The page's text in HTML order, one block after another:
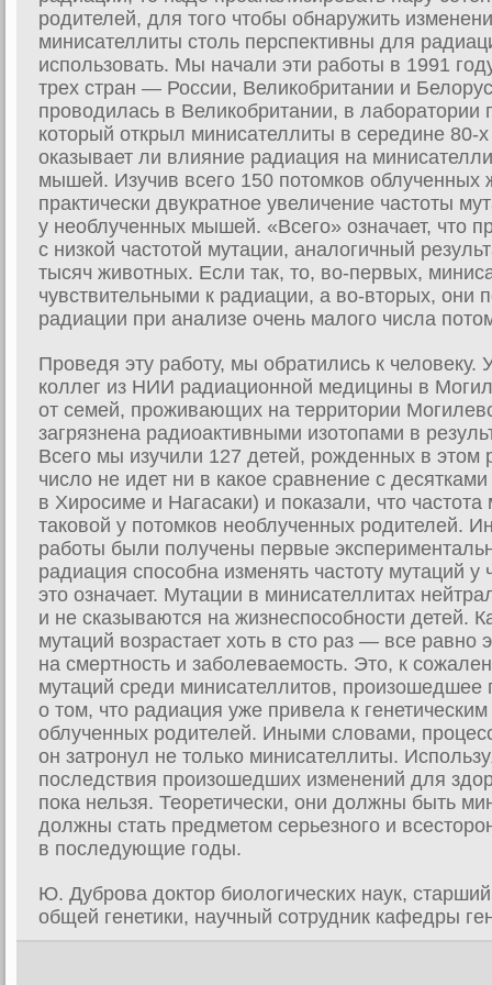
родителей, для того чтобы обнаружить
минисателлиты столь перспективны для
использовать. Мы начали эти работы в 1991
трех стран — России, Великобритании и
проводилась в Великобритании, в
который открыл минисателлиты в середине
оказывает ли влияние радиация на
мышей. Изучив всего 150 потомков
практически двукратное увеличение частоты
у необлученных мышей. «Всего» означает, что
с низкой частотой мутации, аналогичный
тысяч животных. Если так, то, во-первых,
чувствительными к радиации, а во-вторых,
радиации при анализе очень малого числа
Проведя эту работу, мы обратились к человеку.
коллег из НИИ радиационной медицины в
от семей, проживающих на территории
загрязнена радиоактивными изотопами в
Всего мы изучили 127 детей, рожденных в этом
число не идет ни в какое сравнение с
в Хиросиме и Нагасаки) и показали, что
таковой у потомков необлученных родителей.
работы были получены первые
радиация способна изменять частоту мутаций
это означает. Мутации в минисателлитах
и не сказываются на жизнеспособности детей.
мутаций возрастает хоть в сто раз — все равно
на смертность и заболеваемость. Это, к
мутаций среди минисателлитов, произошедшее
о том, что радиация уже привела к
облученных родителей. Иными словами,
он затронул не только минисателлиты.
последствия произошедших изменений для
пока нельзя. Теоретически, они должны быть
должны стать предметом серьезного и
в последующие годы.
Ю. Дуброва доктор биологических наук,
общей генетики, научный сотрудник кафедры